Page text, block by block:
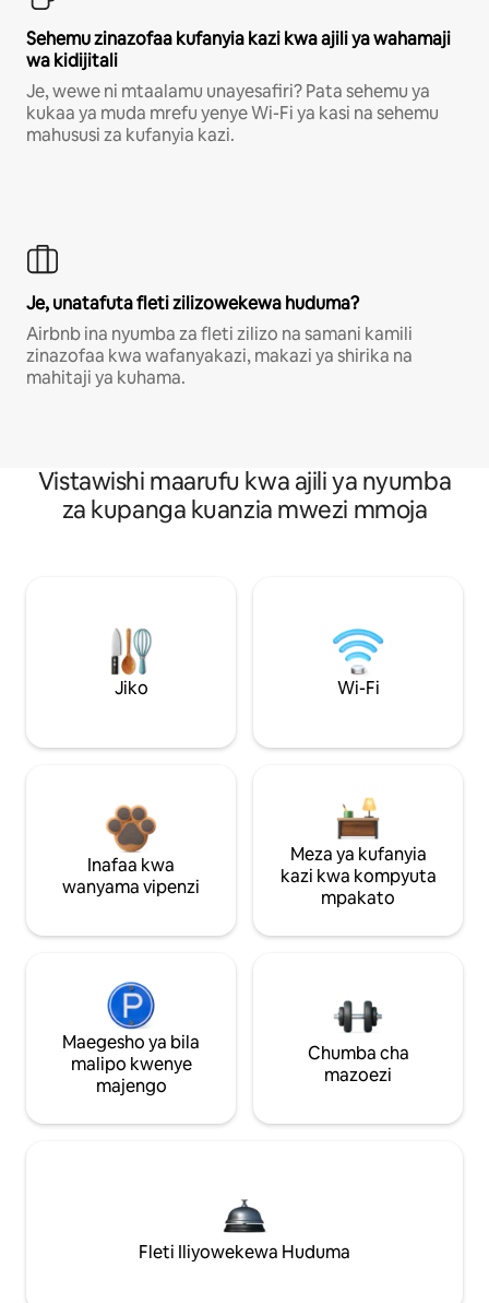
Sehemu zinazofaa kufanyia kazi kwa ajili ya wahamaji
wa kidijitali
Je, wewe ni mtaalamu unayesafiri? Pata sehemu ya
kukaa ya muda mrefu yenye Wi-Fi ya kasi na sehemu
mahususi za kufanyia kazi.
Je, unatafuta fleti zilizowekewa huduma?
Airbnb ina nyumba za fleti zilizo na samani kamili
zinazofaa kwa wafanyakazi, makazi ya shirika na
mahitaji ya kuhama.
Vistawishi maarufu kwa ajili ya nyumba
za kupanga kuanzia mwezi mmoja
Jiko Wi-Fi
Inafaa kwa
wanyama vipenzi
Meza ya kufanyia
kazi kwa kompyuta
mpakato
Maegesho ya bila
malipo kwenye
majengo
Chumba cha
mazoezi
Fleti Iliyowekewa Huduma